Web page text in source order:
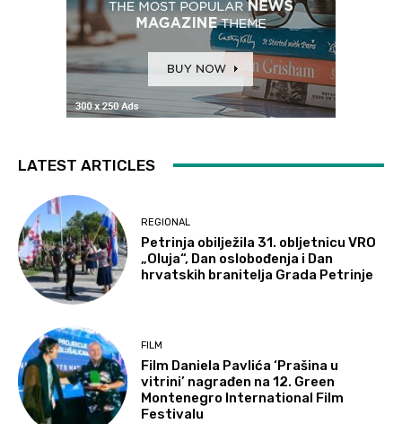
LATEST ARTICLES
REGIONAL
Petrinja obilježila 31. obljetnicu VRO
„Oluja“, Dan oslobođenja i Dan
hrvatskih branitelja Grada Petrinje
FILM
Film Daniela Pavlića ‘Prašina u
vitrini’ nagrađen na 12. Green
Montenegro International Film
Festivalu